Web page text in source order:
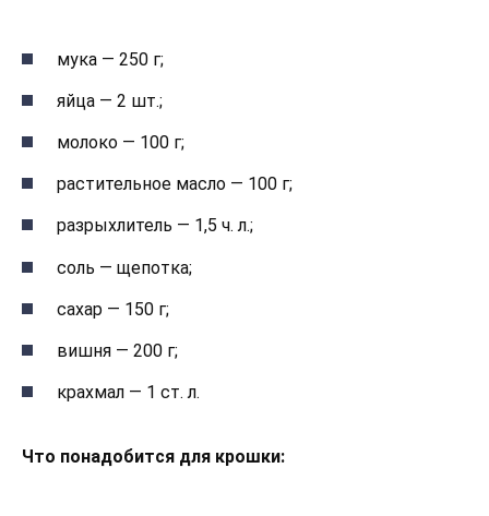
мука — 250 г;
яйца — 2 шт.;
молоко — 100 г;
растительное масло — 100 г;
разрыхлитель — 1,5 ч. л.;
соль — щепотка;
сахар — 150 г;
вишня — 200 г;
крахмал — 1 ст. л.
Что понадобится для крошки: